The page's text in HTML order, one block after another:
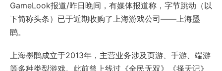
GameLook报道/昨日晚间，有媒体报道称，字节跳动（以
下简称头条）已于近期收购了上海游戏公司——上海墨
鹍。
上海墨鹍成立于2013年，主营业务涉及页游、手游、端游
等多种类型游戏。此前曾上线过《全民无双》《择天记》